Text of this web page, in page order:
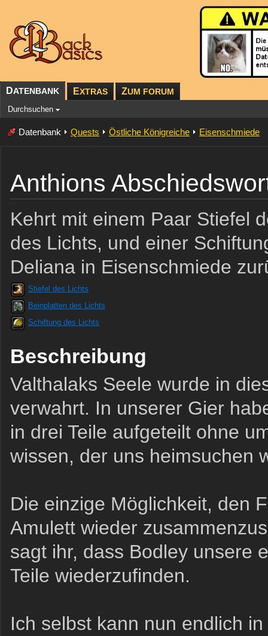
DATENBANK EXTRAS ZUM FORUM
Durchsuchen
Datenbank Quests Östliche Königreiche Eisenschmiede
Anthions
Kehrt mit einem Paar Stiefel
des Lichts, und einer
Deliana in Eisenschmiede
Stiefel des Lichts
Beinplatten des Lichts
Schiftung des Lichts
Beschreibung
Valthalaks Seele wurde in
verwahrt. In unserer Gier
in drei Teile aufgeteilt ohne
wissen, der uns heimsuchen
Die einzige Möglichkeit, den
Amulett wieder
sagt ihr, dass Bodley unsere
Teile wiederzufinden.
Ich selbst kann nun endlich